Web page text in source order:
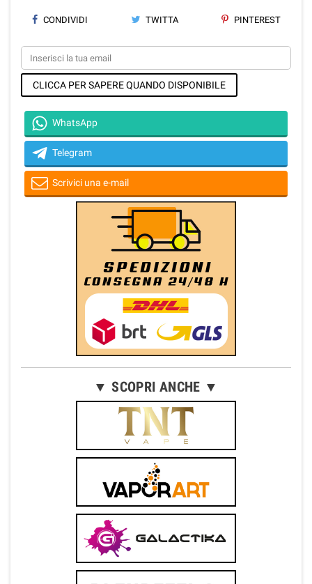
CONDIVIDI TWITTA PINTEREST
CLICCA PER SAPERE QUANDO DISPONIBILE
WhatsApp
Telegram
Scrivici una e-mail
▼ SCOPRI ANCHE ▼